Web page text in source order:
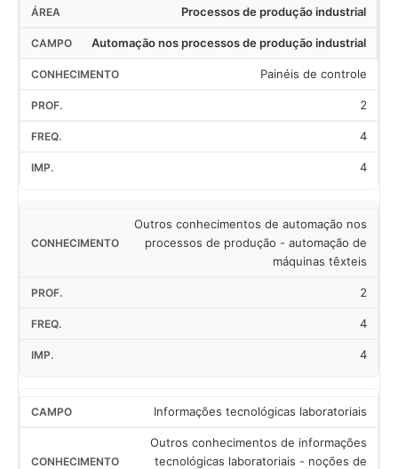
Processos de produção industrial
Automação nos processos de produção industrial
Painéis de controle
2
4
4
Outros conhecimentos de automação nos
processos de produção - automação de
máquinas têxteis
2
4
4
Informações tecnológicas laboratoriais
Outros conhecimentos de informações
tecnológicas laboratoriais - noções de